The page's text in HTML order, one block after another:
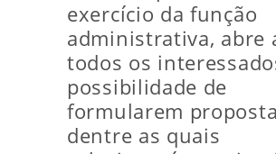
exercício da função
administrativa, abre
todos os
possibilidade de
formularem
dentre as quais